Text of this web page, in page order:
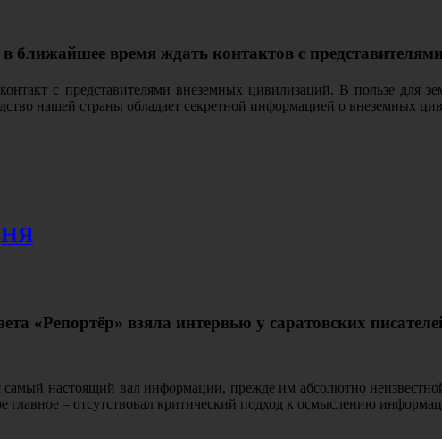
время ждать контактов с
с представителями внеземных цивилизаций. В пользе для
нашей страны обладает секретной информацией о внеземных
«Репортёр» взяла интервью у саратовских
настоящий вал информации, прежде им абсолютно
главное – отсутствовал критический подход к осмыслению